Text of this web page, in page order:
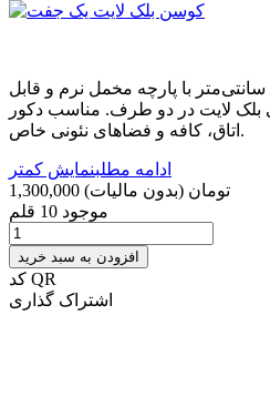
کوسن بلک لایت سایز ۴۰×۴۰ سانتی‌متر با پارچه مخمل نرم و قابل
بلک لایت در دو طرف. مناسب دکور
اتاق، کافه و فضاهای نئونی خاص.
ادامه مطلبنمایش کمتر
1,300,000 تومان (بدون مالیات)
موجود 10 قلم
افزودن به سبد خرید
کد QR
اشتراک گذاری